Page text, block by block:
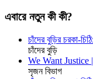
এবারে নতুন কী কী?
চাঁদের বুড়ির চরকা-
চাঁদের বুড়ি
We Want Justice |
সৃজন বিভাগ